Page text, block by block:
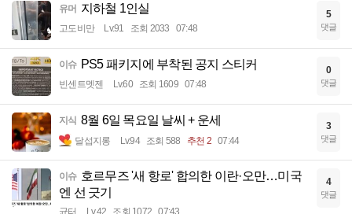
유머 지하철 1인실
고도비만 Lv.91 조회 2033 07:48
5
댓글
이슈 PS5 패키지에 부착된 공지 스티커
빈센트멧젠 Lv.60 조회 1609 07:48
0
댓글
지식 8월 6일 목요일 날씨 + 운세
달섭지롱 Lv.94 조회 588 추천 2 07:44
3
댓글
이슈 호르무즈 '새 항로' 합의한 이란·오만…미국
엔 선 긋기
균터 Lv.42 조회 1072 07:43
4
댓글